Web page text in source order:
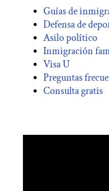
Guías de
Defensa de
Asilo político
Inmigración
Visa U
Preguntas
Consulta gratis